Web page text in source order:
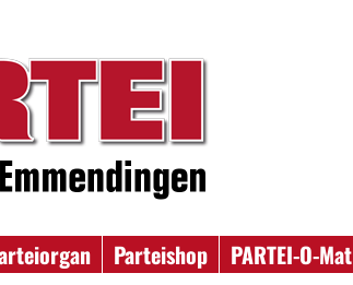
Parteishop PARTEI-O-Mat